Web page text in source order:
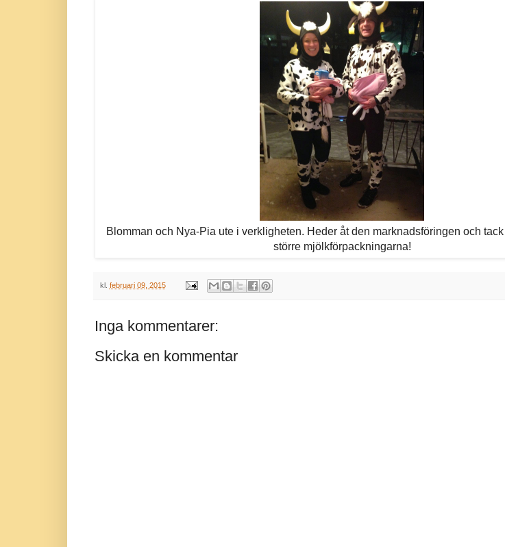
Blomman och Nya-Pia ute i verkligheten. Heder åt den marknadsföringen och
större mjölkförpackningarna!
kl. februari 09, 2015
Inga kommentarer:
Skicka en kommentar